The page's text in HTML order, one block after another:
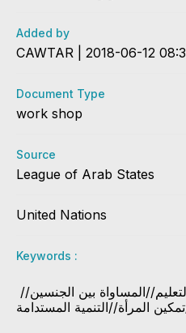
Added by
CAWTAR | 2018-06-12
Document Type
work shop
Source
League of Arab States
United Nations
Keywords :